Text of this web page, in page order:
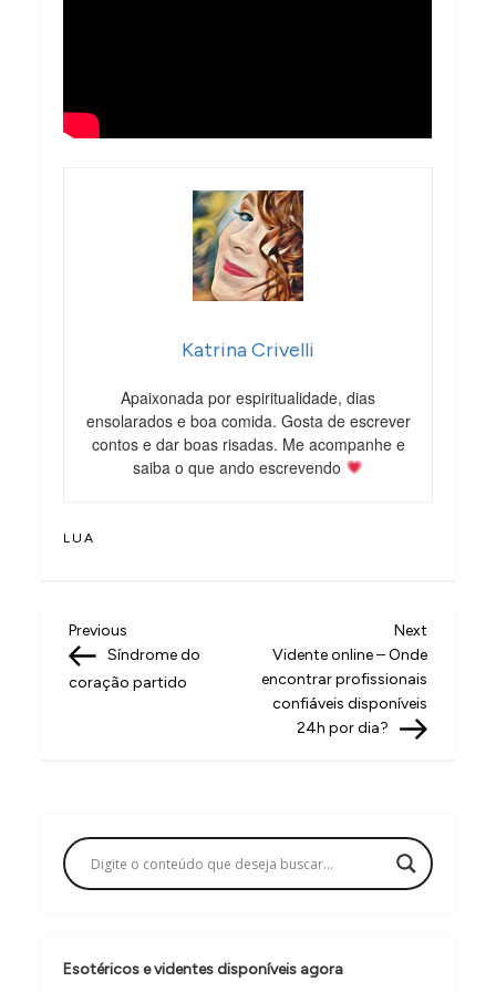
Katrina Crivelli
Apaixonada por espiritualidade, dias
ensolarados e boa comida. Gosta de escrever
contos e dar boas risadas. Me acompanhe e
saiba o que ando escrevendo
LUA
N
a
ç
ã
d
Previous
Post
Previous
Síndrome do
coração partido
Next
Post
Next
Vidente online – Onde
encontrar profissionais
confiáveis disponíveis
24h por dia?
Esotéricos e videntes disponíveis agora